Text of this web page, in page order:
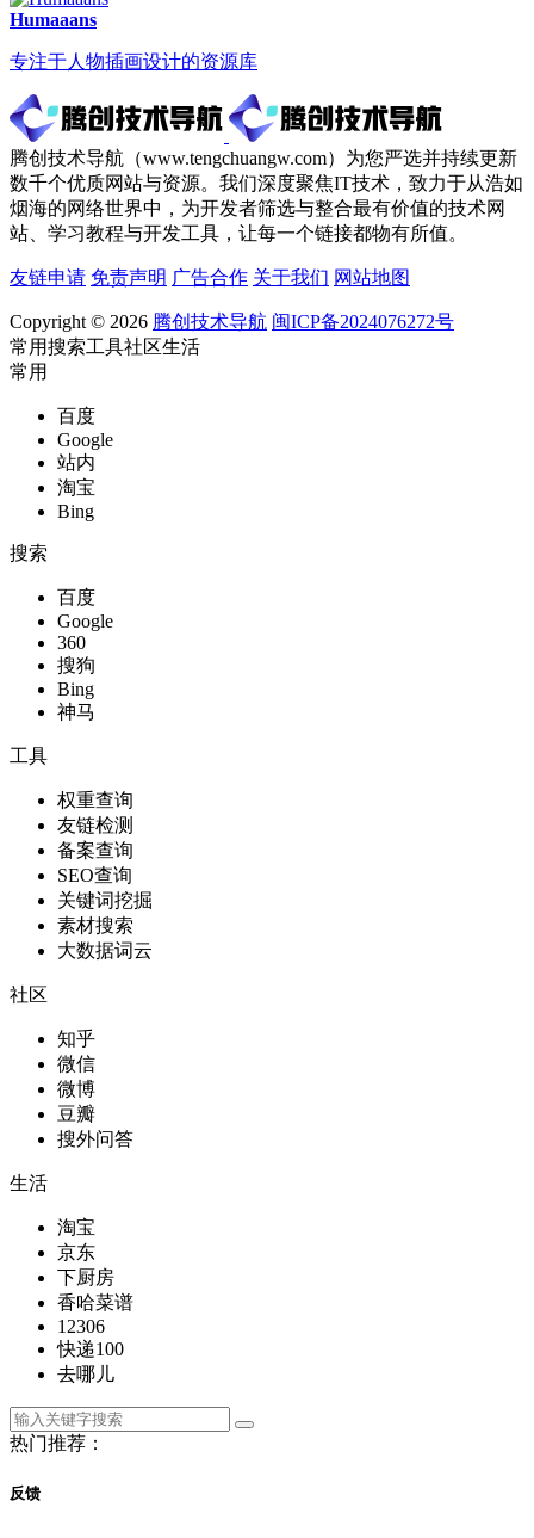
Humaaans
专注于人物插画设计的资源库
腾创技术导航（www.tengchuangw.com）为您严选并持续更新
数千个优质网站与资源。我们深度聚焦IT技术，致力于从浩如
烟海的网络世界中，为开发者筛选与整合最有价值的技术网
站、学习教程与开发工具，让每一个链接都物有所值。
友链申请 免责声明 广告合作 关于我们 网站地图
Copyright © 2026 腾创技术导航 闽ICP备2024076272号
常用搜索工具社区生活
常用
百度
Google
站内
淘宝
Bing
搜索
百度
Google
360
搜狗
Bing
神马
工具
权重查询
友链检测
备案查询
SEO查询
关键词挖掘
素材搜索
大数据词云
社区
知乎
微信
微博
豆瓣
搜外问答
生活
淘宝
京东
下厨房
香哈菜谱
12306
快递100
去哪儿
热门推荐：
反馈